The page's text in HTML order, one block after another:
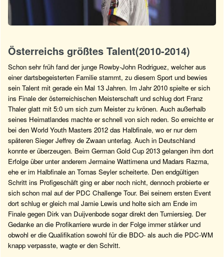
Österreichs größtes Talent(2010-2014)
Schon sehr früh fand der junge Rowby-John Rodriguez, welcher aus
einer dartsbegeisterten Familie stammt, zu diesem Sport und bewies
sein Talent mit gerade ein Mal 13 Jahren. Im Jahr 2010 spielte er sich
ins Finale der österreichischen Meisterschaft und schlug dort Franz
Thaler glatt mit 5:0 um sich zum Meister zu krönen. Auch außerhalb
seines Heimatlandes machte er schnell von sich reden. So erreichte er
bei den World Youth Masters 2012 das Halbfinale, wo er nur dem
späteren Sieger Jeffrey de Zwaan unterlag. Auch in Deutschland
konnte er überzeugen. Beim German Gold Cup 2013 gelangen ihm dort
Erfolge über unter anderem Jermaine Wattimena und Madars Razma,
ehe er im Halbfinale an Tomas Seyler scheiterte. Den endgültigen
Schritt ins Profigeschäft ging er aber noch nicht, dennoch probierte er
sich schon mal auf der PDC Challenge Tour. Bei seinem ersten Event
dort schlug er gleich mal Jamie Lewis und holte sich am Ende im
Finale gegen Dirk van Duijvenbode sogar direkt den Turniersieg. Der
Gedanke an die Profikarriere wurde in der Folge immer stärker und
obwohl er die Qualifikation sowohl für die BDO- als auch die PDC-WM
knapp verpasste, wagte er den Schritt.